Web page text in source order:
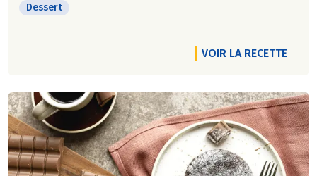
Dessert
VOIR LA RECETTE